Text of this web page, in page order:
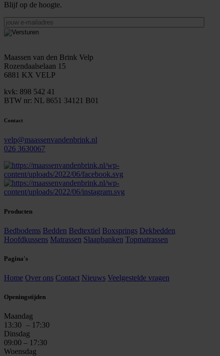
Blijf op de hoogte.
jouw
e-
mailadres
Maassen van den Brink Velp
Rozendaalselaan 15
6881 KX VELP
kvk: 898 542 41
BTW nr: NL 8651 34121 B01
Contact
velp@maassenvandenbrink.nl
026 3630067
Producten
Bedbodems Bedden Bedtextiel Boxsprings Dekbedden
Hoofdkussens Matrassen Slaapbanken Topmatrassen
Pagina's
Home Over ons Contact Nieuws Veelgestelde vragen
Openingstijden
Maandag
13:30 – 17:30
Dinsdag
09:00 – 17:30
Woensdag